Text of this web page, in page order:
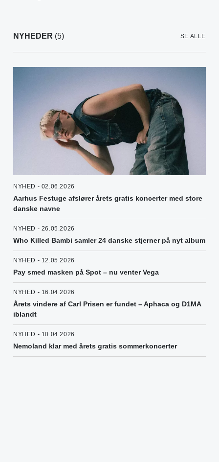
NYHEDER (5) SE ALLE
NYHED - 02.06.2026
Aarhus Festuge afslører årets gratis koncerter med store
danske navne
NYHED - 26.05.2026
Who Killed Bambi samler 24 danske stjerner på nyt album
NYHED - 12.05.2026
Pay smed masken på Spot – nu venter Vega
NYHED - 16.04.2026
Årets vindere af Carl Prisen er fundet – Aphaca og D1MA
iblandt
NYHED - 10.04.2026
Nemoland klar med årets gratis sommerkoncerter